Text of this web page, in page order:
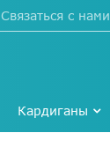
Связаться с нами
Кардиганы